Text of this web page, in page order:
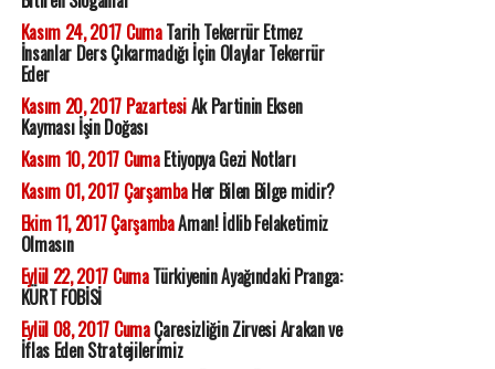
Kasım 24, 2017 CumaTarih Tekerrür Etmez
İnsanlar Ders Çıkarmadığı İçin Olaylar Tekerrür
Eder
Kasım 20, 2017 PazartesiAk Partinin Eksen
Kayması İşin Doğası
Kasım 10, 2017 CumaEtiyopya Gezi Notları
Kasım 01, 2017 ÇarşambaHer Bilen Bilge midir?
Ekim 11, 2017 ÇarşambaAman! İdlib Felaketimiz
Olmasın
Eylül 22, 2017 CumaTürkiyenin Ayağındaki Pranga:
KÜRT FOBİSİ
Eylül 08, 2017 CumaÇaresizliğin Zirvesi Arakan ve
İflas Eden Stratejilerimiz